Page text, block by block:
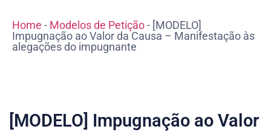
Home - Modelos de Petição- [MODELO]
Impugnação ao Valor da Causa – Manifestação às
alegações do impugnante
[MODELO] Impugnação ao Valor